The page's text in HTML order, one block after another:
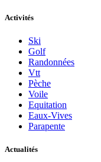
Activités
Ski
Golf
Randonnées
Vtt
Pèche
Voile
Equitation
Eaux-Vives
Parapente
Actualités